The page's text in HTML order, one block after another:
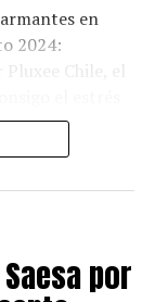
en
2024:
Chile, el
o «quemado».
también afecta
por